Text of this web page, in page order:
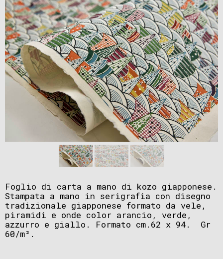
Foglio di carta a mano di kozo giapponese.
Stampata a mano in serigrafia con disegno
tradizionale giapponese formato da vele,
piramidi e onde color arancio, verde,
azzurro e giallo. Formato cm.62 x 94. Gr
60/m².